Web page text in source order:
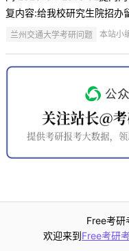
复内容:给我校研究生院招办
兰州交通大学考研问题 本站小
Free考研
欢迎来到Free考研